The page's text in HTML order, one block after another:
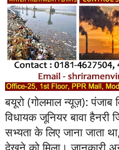
बयूरो (गोलमाल न्यूज़):
विधायक जूनियर बावा हैनरी
सभ्यता के लिए जाना जाता
देखने को मिला। जानकारी